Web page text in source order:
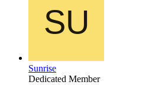
Sunrise
Dedicated Member